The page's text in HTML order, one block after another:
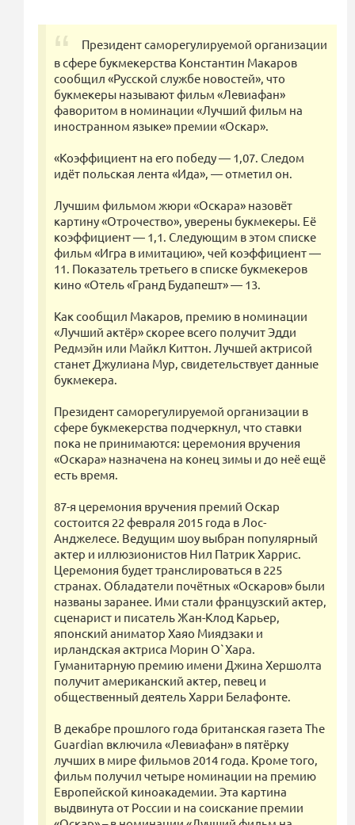
Президент саморегулируемой организации
в сфере букмекерства Константин Макаров
сообщил «Русской службе новостей», что
букмекеры называют фильм «Левиафан»
фаворитом в номинации «Лучший фильм на
иностранном языке» премии «Оскар».
«Коэффициент на его победу — 1,07. Следом
идёт польская лента «Ида», — отметил он.
Лучшим фильмом жюри «Оскара» назовёт
картину «Отрочество», уверены букмекеры. Её
коэффициент — 1,1. Следующим в этом списке
фильм «Игра в имитацию», чей коэффициент —
11. Показатель третьего в списке букмекеров
кино «Отель «Гранд Будапешт» — 13.
Как сообщил Макаров, премию в номинации
«Лучший актёр» скорее всего получит Эдди
Редмэйн или Майкл Киттон. Лучшей актрисой
станет Джулиана Мур, свидетельствует данные
букмекера.
Президент саморегулируемой организации в
сфере букмекерства подчеркнул, что ставки
пока не принимаются: церемония вручения
«Оскара» назначена на конец зимы и до неё ещё
есть время.
87-я церемония вручения премий Оскар
состоится 22 февраля 2015 года в Лос-
Анджелесе. Ведущим шоу выбран популярный
актер и иллюзионистов Нил Патрик Харрис.
Церемония будет транслироваться в 225
странах. Обладатели почётных «Оскаров» были
названы заранее. Ими стали французский актер,
сценарист и писатель Жан-Клод Карьер,
японский аниматор Хаяо Миядзаки и
ирландская актриса Морин О`Хара.
Гуманитарную премию имени Джина Хершолта
получит американский актер, певец и
общественный деятель Харри Белафонте.
В декабре прошлого года британская газета The
Guardian включила «Левиафан» в пятёрку
лучших в мире фильмов 2014 года. Кроме того,
фильм получил четыре номинации на премию
Европейской киноакадемии. Эта картина
выдвинута от России и на соискание премии